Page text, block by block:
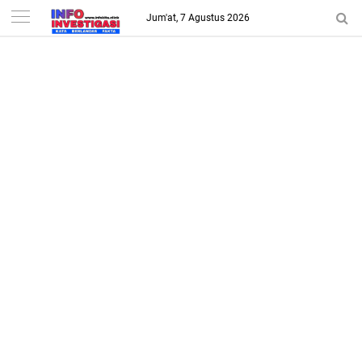
-->
Jum'at, 7 Agustus 2026